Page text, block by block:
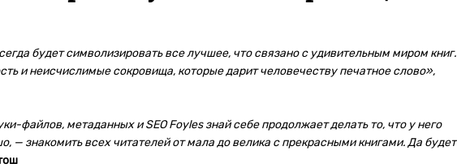
будет символизировать все лучшее, что связано с удивительным миром книг.
и неисчислимые сокровища, которые дарит человечеству печатное слово»,
файлов, метаданных и SEO Foyles знай себе продолжает делать то, что у него
— знакомить всех читателей от мала до велика с прекрасными книгами. Да будет